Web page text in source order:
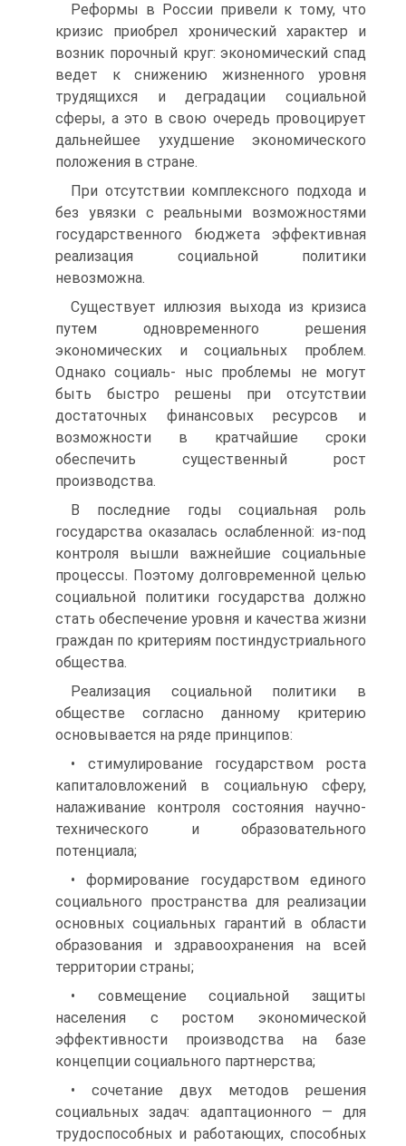
Реформы в России привели к тому, что
кризис приобрел хрони­ческий характер и
возник порочный круг: экономический спад
ве­дет к снижению жизненного уровня
трудящихся и деградации соци­альной
сферы, а это в свою очередь провоцирует
дальнейшее ухуд­шение экономического
положения в стране.
При отсутствии комплексного подхода и
без увязки с реальными возможностями
государственного бюджета эффективная
реализация социальной политики
невозможна.
Существует иллюзия выхода из кризиса
путем одновременного решения
экономических и социальных проблем.
Однако социаль- ныс проблемы не могут
быть быстро решены при отсутствии
доста­точных финансовых ресурсов и
возможности в кратчайшие сроки
обеспечить существенный рост
производства.
В последние годы социальная роль
государства оказалась ослаб­ленной: из-под
контроля вышли важнейшие социальные
процессы. Поэтому долговременной целью
социальной политики государства должно
стать обеспечение уровня и качества жизни
граждан по критериям постиндустриального
общества.
Реализация социальной политики в
обществе согласно данному критерию
основывается на ряде принципов:
• стимулирование государством роста
капиталовложений в со­циальную сферу,
налаживание контроля состояния научно-
технического и образовательного
потенциала;
• формирование государством единого
социального простран­ства для реализации
основных социальных гарантий в области
об­разования и здравоохранения на всей
территории страны;
• совмещение социальной защиты
населения с ростом эконо­мической
эффективности производства на базе
концепции соци­ального партнерства;
• сочетание двух методов решения
социальных задач: адапта­ционного — для
трудоспособных и работающих, способных